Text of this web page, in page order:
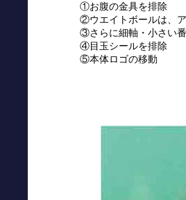
①お腹の金具を排除
②ウエイトボールは、
③さらに細軸・小さい
④目玉シールを排除
⑤本体ロゴの移動